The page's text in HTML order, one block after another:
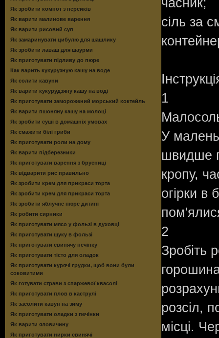
Як зробити компот з персиків
Як варити малинове варення
Як варити рисовий суп
Як замаринувати цибулю для шашлику
Як зробити лаваш для шаурми
Як приготувати підливу до пюре
Как варить кукурузную кашу на воде
Як солити кавуни
Як варити кукурудзяну кашу на воді
Як приготувати заморожений морський коктейль
Як варити пшоняну кашу на молоці
Як зробити суші в домашніх умовах
Як смажити білі гриби
Як приготувати роли на дому
Як варити підберезники
Як приготувати варення з брусниці
Як відварити рис правильно
Як зробити крем для прикраси торта
Як зробити крем для прикраси торта
Як зробити яблучне пюре дитині
Як робити сирники
Як приготувати мясо у фользі в духовці
Як приготувати щуку в фользі
Як приготувати свинячу печінку
Як приготувати тісто для оладок
Як приготувати курячі грудки, щоб вони були
соковитими
Як готувати страви з спаржевої квасолі
Як приготувати плов в каструлі
Як засолити кавун на зиму
Як приготувати оладки з печінки
Як варити яловичину
Як приготувати нирки свинячі
часник;
сіль за
1
У
швидше
кропу,
огірки в
2
Зробіть
розсіл,
місці.